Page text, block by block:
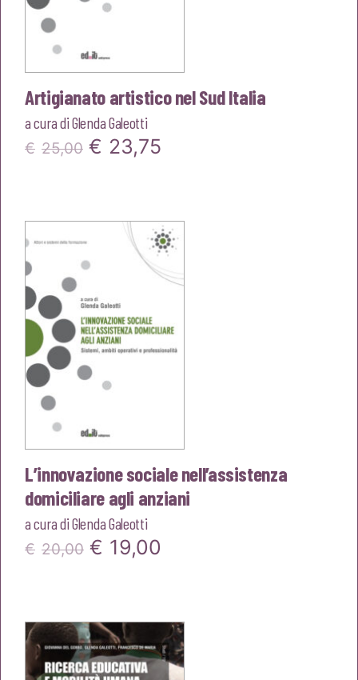
Artigianato artistico nel Sud Italia
a cura diGlenda Galeotti
€ 25,00 Il
€25,00.
€ 23,75
è:
€23,75.
L’innovazione sociale nell’assistenza
domiciliare agli anziani
a cura diGlenda Galeotti
€ 20,00 Il
era:
€20,00.
€ 19,00
è:
€19,00.